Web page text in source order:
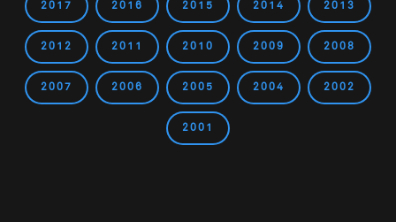
2017 2016 2015 2014 2013
2012 2011 2010 2009 2008
2007 2006 2005 2004 2002
2001